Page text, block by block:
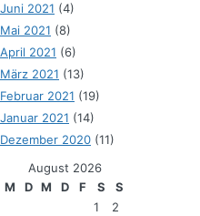
Juni 2021 (4)
Mai 2021 (8)
April 2021 (6)
März 2021 (13)
Februar 2021 (19)
Januar 2021 (14)
Dezember 2020 (11)
August 2026
M
D M D F S
S
1
2